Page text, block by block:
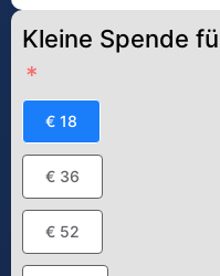
Kleine Spende
€ 18
€ 36
€ 52